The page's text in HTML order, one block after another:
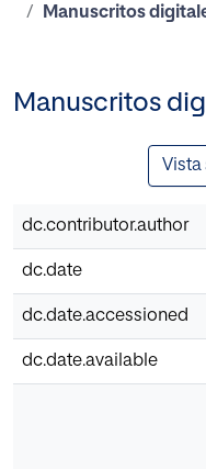
Manuscritos
Manuscritos
Vista
dc.contributor.author
dc.date
dc.date.accessioned
dc.date.available